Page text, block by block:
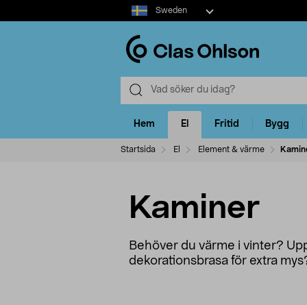
Select
market
Sweden
Hem El Fritid Bygg
Startsida El Element & värme
Kaminer
Behöver du värme i vinter?
dekorationsbrasa för extra